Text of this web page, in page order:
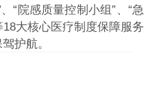
“院感质量控制小组”、“急
18大核心医疗制度保障服务
护航。